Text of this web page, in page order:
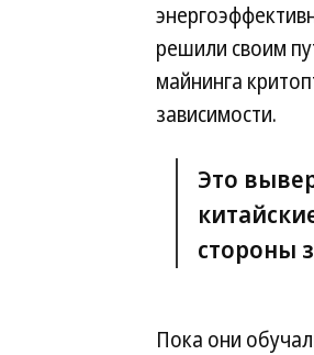
решили своим
майнинга
зависимости.
Это
стороны
Пока они